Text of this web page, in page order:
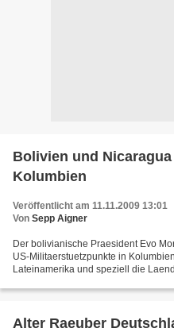
Bolivien und
Kolumbien
Veröffentlicht am 11.11.2009 13:01
Von Sepp Aigner
Der bolivianische Praesident Evo
US-Militaerstuetzpunkte in
Lateinamerika und speziell die
Alter Raeuber